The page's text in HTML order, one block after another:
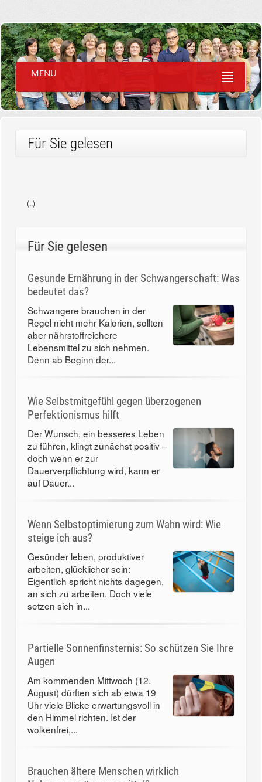
MENU
Für Sie gelesen
(..)
Für Sie gelesen
Gesunde Ernährung in der Schwangerschaft: Was
bedeutet das?
Schwangere brauchen in der
Regel nicht mehr Kalorien, sollten
aber nährstoffreichere
Lebensmittel zu sich nehmen.
Denn ab Beginn der...
Wie Selbstmitgefühl gegen überzogenen
Perfektionismus hilft
Der Wunsch, ein besseres Leben
zu führen, klingt zunächst positiv –
doch wenn er zur
Dauerverpflichtung wird, kann er
auf Dauer...
Wenn Selbstoptimierung zum Wahn wird: Wie
steige ich aus?
Gesünder leben, produktiver
arbeiten, glücklicher sein:
Eigentlich spricht nichts dagegen,
an sich zu arbeiten. Doch viele
setzen sich in...
Partielle Sonnenfinsternis: So schützen Sie Ihre
Augen
Am kommenden Mittwoch (12.
August) dürften sich ab etwa 19
Uhr viele Blicke erwartungsvoll in
den Himmel richten. Ist der
wolkenfrei,...
Brauchen ältere Menschen wirklich